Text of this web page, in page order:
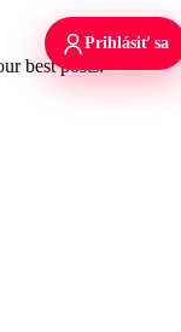
best posts.
Prihlásiť sa